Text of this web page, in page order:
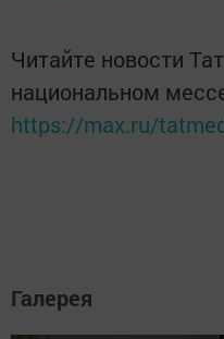
Читайте новости
национальном
https://max.ru/
Галерея